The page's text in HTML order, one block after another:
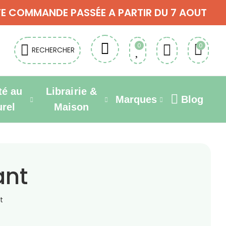
COMMANDE PASSÉE A PARTIR DU 7 AOUT
RECHERCHER 0 0
au
Librairie &
Maison
Marques Blog